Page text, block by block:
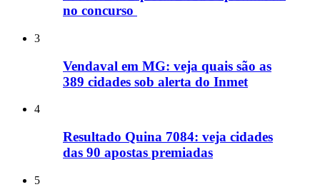
no concurso
3
Vendaval em MG: veja quais são as
389 cidades sob alerta do Inmet
4
Resultado Quina 7084: veja cidades
das 90 apostas premiadas
5